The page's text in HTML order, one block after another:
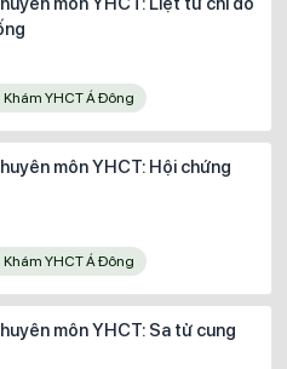
Khám YHCT Á Đông
môn YHCT: Hội chứng
Khám YHCT Á Đông
môn YHCT: Sa tử cung